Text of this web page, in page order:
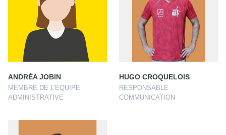
ANDRÉA JOBIN
MEMBRE DE L'ÉQUIPE
ADMINISTRATIVE
HUGO CROQUELOIS
RESPONSABLE
COMMUNICATION